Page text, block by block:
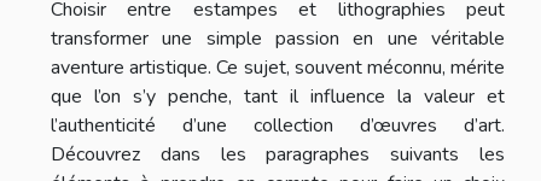
Choisir entre estampes et lithographies peut
transformer une simple passion en une véritable
aventure artistique. Ce sujet, souvent méconnu, mérite
que l’on s’y penche, tant il influence la valeur et
l’authenticité d’une collection d’œuvres d’art.
Découvrez dans les paragraphes suivants les